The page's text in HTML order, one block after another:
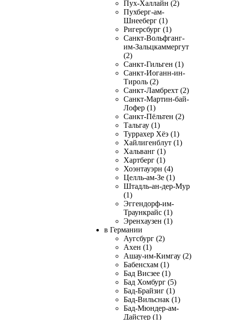
Пух-Халлайн (2)
Пухберг-ам-
Шнееберг (1)
Ригерсбург (1)
Санкт-Вольфганг-
им-Зальцкаммергут
(2)
Санкт-Гильген (1)
Санкт-Иоганн-ин-
Тироль (2)
Санкт-Ламбрехт (2)
Санкт-Мартин-бай-
Лофер (1)
Санкт-Пёльтен (2)
Тальгау (1)
Туррахер Хёэ (1)
Хайлигенблут (1)
Хальванг (1)
Хартберг (1)
Хоэнтауэрн (4)
Целль-ам-Зе (1)
Штадль-ан-дер-Мур
(1)
Эггендорф-им-
Траункрайс (1)
Эренхаузен (1)
в Германии
Аугсбург (2)
Ахен (1)
Ашау-им-Кимгау (2)
Бабенсхам (1)
Бад Висзее (1)
Бад Хомбург (5)
Бад-Брайзиг (1)
Бад-Вильснак (1)
Бад-Мюндер-ам-
Дайстер (1)